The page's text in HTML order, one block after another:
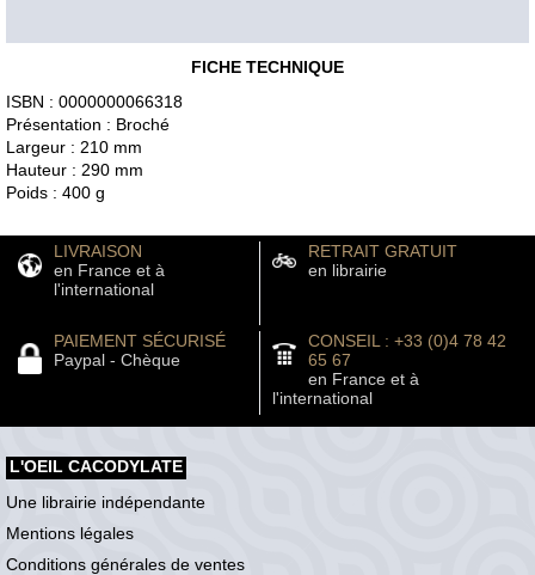
FICHE TECHNIQUE
ISBN : 0000000066318
Présentation : Broché
Largeur : 210 mm
Hauteur : 290 mm
Poids : 400 g
LIVRAISON
en France et à
l'international
RETRAIT GRATUIT
en librairie
PAIEMENT SÉCURISÉ
Paypal - Chèque
CONSEIL : +33 (0)4 78 42
65 67
en France et à
l'international
L'OEIL CACODYLATE
Une librairie indépendante
Mentions légales
Conditions générales de ventes